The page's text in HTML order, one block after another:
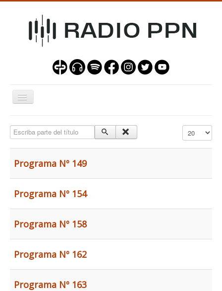
Alternar
navegación
Nuestra Misión
Sala de operadores
Escriba parte del título Mostrar #
Programa Nº 149
Programa Nº 154
Programa Nº 158
Programa Nº 162
Programa Nº 163